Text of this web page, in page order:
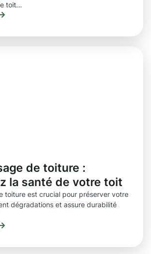
toit...
de toiture :
la santé de votre toit
toiture est crucial pour préserver votre
dégradations et assure durabilité